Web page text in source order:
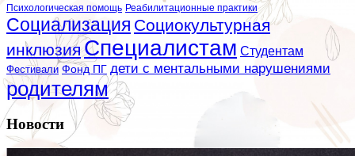
Психологическая помощь Реабилитационные практики
Социализация Социокультурная
инклюзия Специалистам Студентам
Фестивали Фонд ПГ дети с ментальными нарушениями
родителям
Новости